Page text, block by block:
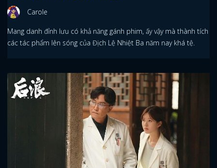
Carole
Mang danh đỉnh lưu có khả năng gánh phim, ấy vậy mà thành tích
các tác phẩm lên sóng của Địch Lệ Nhiệt Ba năm nay khá tệ.